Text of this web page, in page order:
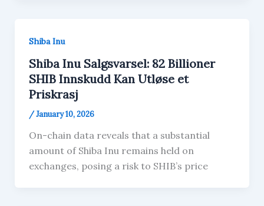
Shiba Inu
Shiba Inu Salgsvarsel: 82 Billioner
SHIB Innskudd Kan Utløse et
Priskrasj
/January 10, 2026
On-chain data reveals that a substantial
amount of Shiba Inu remains held on
exchanges, posing a risk to SHIB’s price